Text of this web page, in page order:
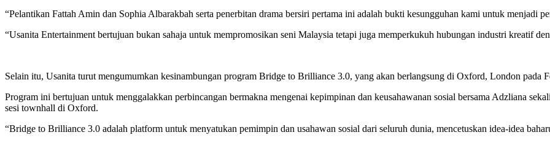
“Pelantikan Fattah Amin dan Sophia Albarakbah serta penerbitan drama bersiri pertama ini adalah bukti kesungguhan kami untuk menjadi
“Usanita Entertainment bertujuan bukan sahaja untuk mempromosikan seni Malaysia tetapi juga memperkukuh hubungan industri kreatif
Selain itu, Usanita turut mengumumkan kesinambungan program Bridge to Brilliance 3.0, yang akan berlangsung di Oxford, London pada
Program ini bertujuan untuk menggalakkan perbincangan bermakna mengenai kepimpinan dan keusahawanan sosial bersama Adzliana
sesi townhall di Oxford.
“Bridge to Brilliance 3.0 adalah platform untuk menyatukan pemimpin dan usahawan sosial dari seluruh dunia, mencetuskan idea-idea